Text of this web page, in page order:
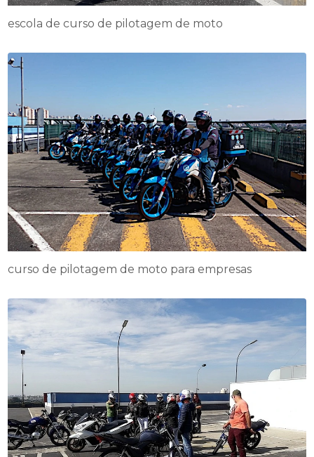
escola de curso de pilotagem de moto
curso de pilotagem de moto para empresas